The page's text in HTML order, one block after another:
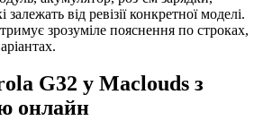
від ревізії конкретної моделі.
зрозуміле пояснення по строках,
G32 у Maclouds з
онлайн